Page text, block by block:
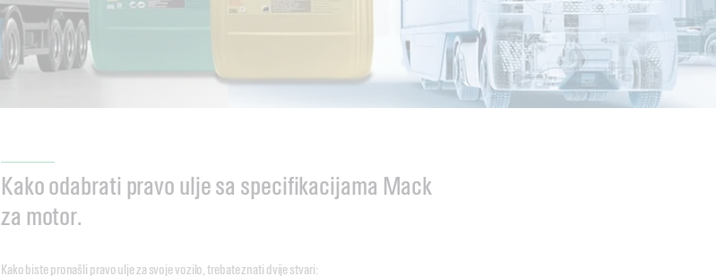
Kako odabrati pravo ulje sa specifikacijama Mack
za motor.
Kako biste pronašli pravo ulje za svoje vozilo, trebate znati dvije stvari: